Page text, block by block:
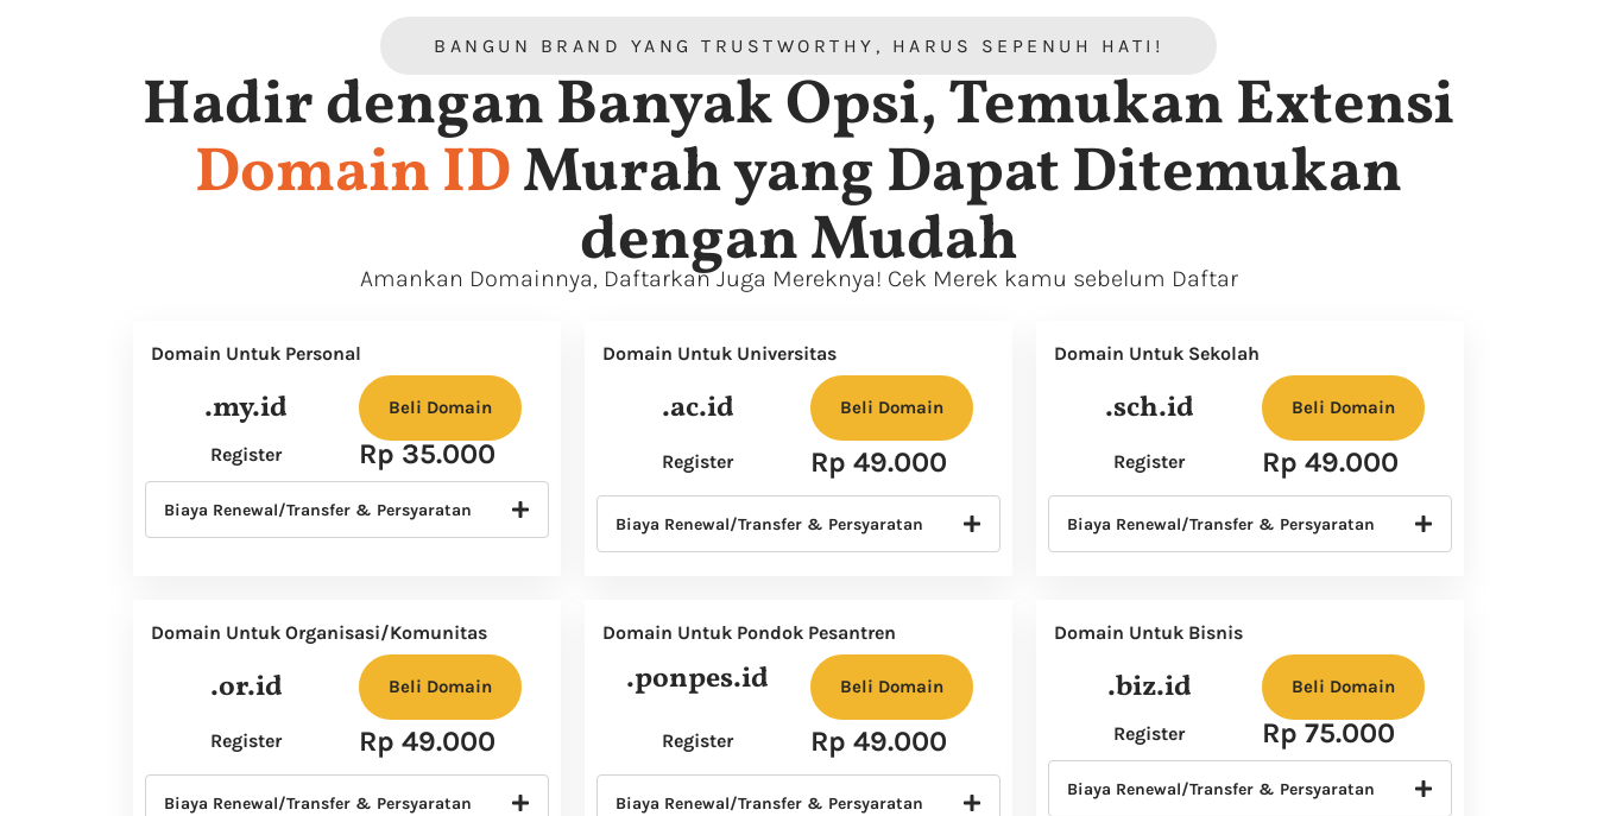
BANGUN BRAND YANG TRUSTWORTHY, HARUS SEPENUH HATI!
Hadir dengan Banyak Opsi, Temukan Extensi
Domain IDMurah yang Dapat Ditemukan
dengan Mudah
Amankan Domainnya, Daftarkan Juga Mereknya! Cek Merek kamu sebelum Daftar
Domain Untuk Personal
.my.id Beli Domain
Register Rp 35.000
Biaya Renewal/Transfer & Persyaratan
Domain Untuk Universitas
.ac.id Beli Domain
Register Rp 49.000
Biaya Renewal/Transfer & Persyaratan
Domain Untuk Sekolah
.sch.id Beli Domain
Register Rp 49.000
Biaya Renewal/Transfer & Persyaratan
Domain Untuk Organisasi/Komunitas
.or.id Beli Domain
Register Rp 49.000
Biaya Renewal/Transfer & Persyaratan
Domain Untuk Pondok Pesantren
.ponpes.id Beli Domain
Register Rp 49.000
Biaya Renewal/Transfer & Persyaratan
Domain Untuk Bisnis
.biz.id Beli Domain
Register Rp 75.000
Biaya Renewal/Transfer & Persyaratan